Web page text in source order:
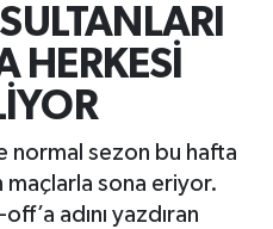
HERKESİ
normal sezon bu hafta
maçlarla sona eriyor.
adını yazdıran